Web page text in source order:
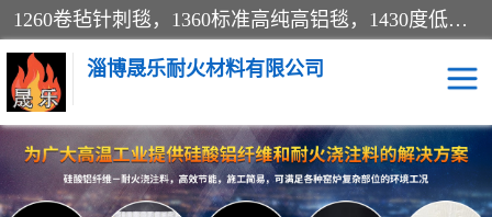
1260卷毡针刺毯，1360标准高纯高铝毯，1430度低锆锆铝含锆毯，普通挡渣棉卷毡，防火纸、挡火板、隔热垫片模块、棉块、折叠块、散棉高温固化剂价格规格密度多少钱图片视频立方平米参数指标
淄博晟乐耐火材料有限公司
硅酸铝挡渣棉 硅酸铝纤维纸